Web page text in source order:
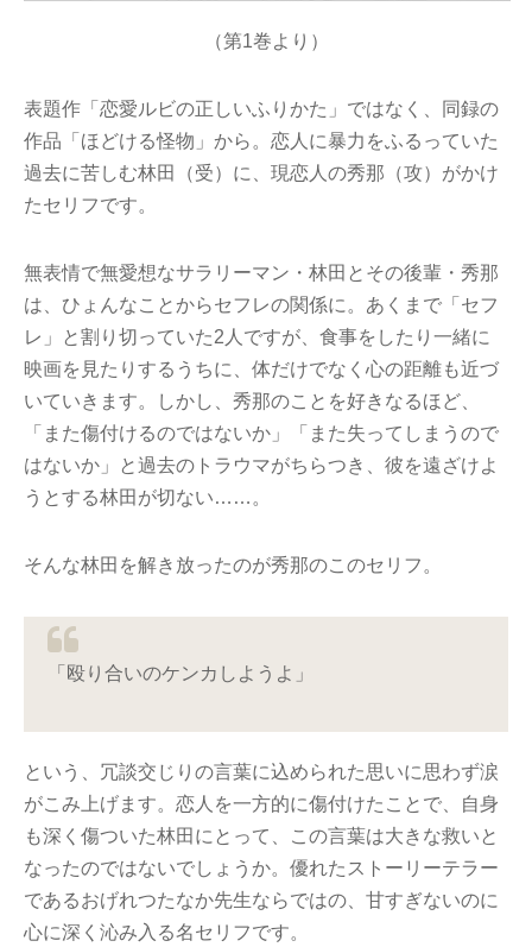
（第1巻より）
表題作「恋愛ルビの正しいふりかた」ではなく、同録の
作品「ほどける怪物」から。恋人に暴力をふるっていた
過去に苦しむ林田（受）に、現恋人の秀那（攻）がかけ
たセリフです。
無表情で無愛想なサラリーマン・林田とその後輩・秀那
は、ひょんなことからセフレの関係に。あくまで「セフ
レ」と割り切っていた2人ですが、食事をしたり一緒に
映画を見たりするうちに、体だけでなく心の距離も近づ
いていきます。しかし、秀那のことを好きなるほど、
「また傷付けるのではないか」「また失ってしまうので
はないか」と過去のトラウマがちらつき、彼を遠ざけよ
うとする林田が切ない……。
そんな林田を解き放ったのが秀那のこのセリフ。
「殴り合いのケンカしようよ」
という、冗談交じりの言葉に込められた思いに思わず涙
がこみ上げます。恋人を一方的に傷付けたことで、自身
も深く傷ついた林田にとって、この言葉は大きな救いと
なったのではないでしょうか。優れたストーリーテラー
であるおげれつたなか先生ならではの、甘すぎないのに
心に深く沁み入る名セリフです。